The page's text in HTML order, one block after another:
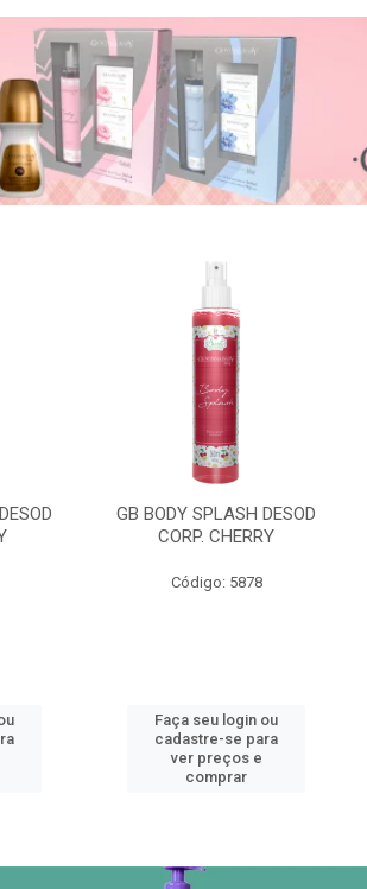
GB BODY SPLASH DESOD
CORP. CHERRY
Código: 5878
Faça seu login ou
cadastre-se para
ver preços e
comprar